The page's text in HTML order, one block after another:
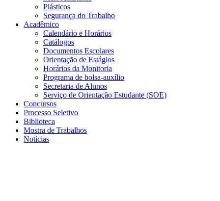
Plásticos
Segurança do Trabalho
Acadêmico
Calendário e Horários
Catálogos
Documentos Escolares
Orientação de Estágios
Horários da Monitoria
Programa de bolsa-auxílio
Secretaria de Alunos
Serviço de Orientação Estudante (SOE)
Concursos
Processo Seletivo
Biblioteca
Mostra de Trabalhos
Notícias